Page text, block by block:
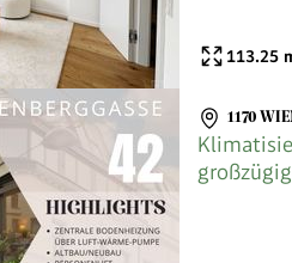
113.25
1170